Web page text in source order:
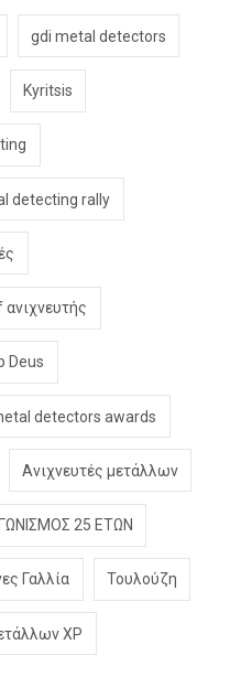
gdi metal detectors
Kyritsis
detecting rally
ανιχνευτής
Deus
detectors awards
Ανιχνευτές μετάλλων
25 ΕΤΩΝ
Γαλλία Τουλούζη
XP